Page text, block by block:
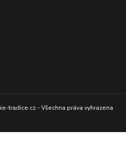
tradice.cz - Všechna práva vyhrazena